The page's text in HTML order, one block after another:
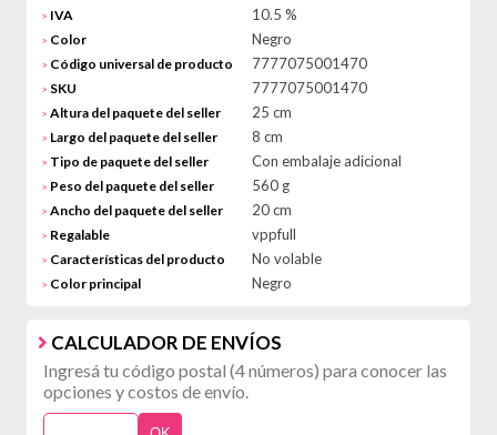
> IVA 10.5 %
> Color Negro
> Código universal de producto 7777075001470
> SKU 7777075001470
> Altura del paquete del seller 25 cm
> Largo del paquete del seller 8 cm
> Tipo de paquete del seller Con embalaje adicional
> Peso del paquete del seller 560 g
> Ancho del paquete del seller 20 cm
> Regalable vppfull
> Características del producto No volable
> Color principal Negro
CALCULADOR DE ENVÍOS
Ingresá tu código postal (4 números) para conocer las
opciones y costos de envío.